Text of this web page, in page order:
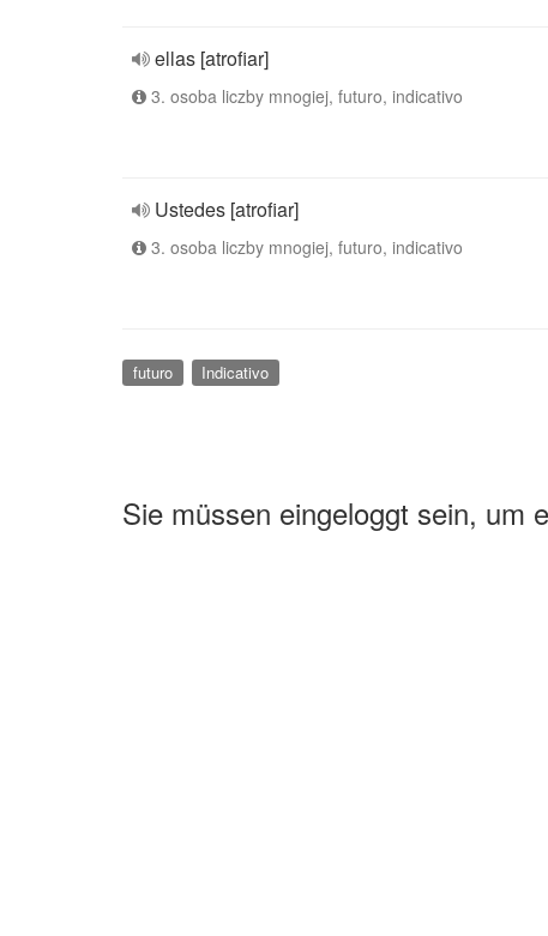
ellas [atrofiar]
3. osoba liczby mnogiej, futuro, indicativo
Ustedes [atrofiar]
3. osoba liczby mnogiej, futuro, indicativo
futuro Indicativo
Sie müssen eingeloggt sein, um